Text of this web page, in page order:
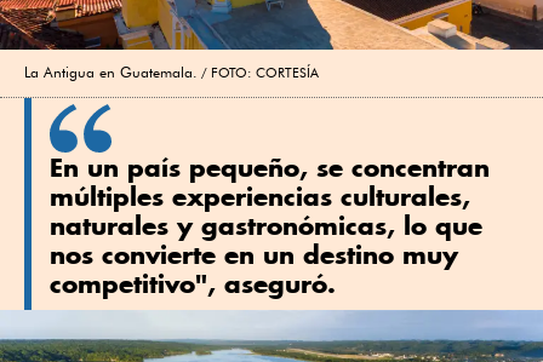
La Antigua en Guatemala. FOTO: CORTESÍA
En un país pequeño, se concentran
múltiples experiencias culturales,
naturales y gastronómicas, lo que
nos convierte en un destino muy
competitivo", aseguró.